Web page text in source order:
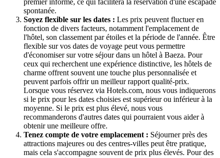
premier informé, ce qui facilitera la réservation d'une escapade
spontanée.
Soyez flexible sur les dates : Les prix peuvent fluctuer en
fonction de divers facteurs, notamment l'emplacement de
l'hôtel, son classement par étoiles et la période de l'année. Être
flexible sur vos dates de voyage peut vous permettre
d'économiser sur votre séjour dans un hôtel à Baeza. Pour
ceux qui recherchent une expérience distinctive, les hôtels de
charme offrent souvent une touche plus personnalisée et
peuvent parfois offrir un meilleur rapport qualité-prix.
Lorsque vous réservez via Hotels.com, nous vous indiquerons
si le prix pour les dates choisies est supérieur ou inférieur à la
moyenne. Si le prix est plus élevé, nous vous
recommanderons d'autres dates qui pourraient vous aider à
obtenir une meilleure offre.
Tenez compte de votre emplacement : Séjourner près des
attractions majeures ou des centres-villes peut être pratique,
mais cela s'accompagne souvent de prix plus élevés. Pour des